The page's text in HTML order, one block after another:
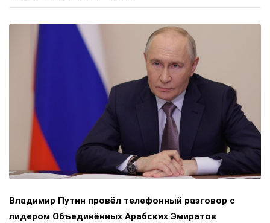
Владимир Путин провёл телефонный разговор с
лидером Объединённых Арабских Эмиратов